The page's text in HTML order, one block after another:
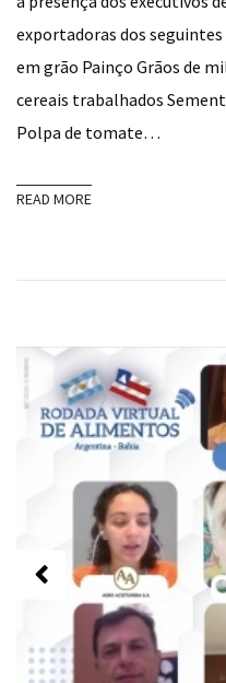
exportadoras dos
em grão Painço Grãos de
cereais trabalhados
Polpa de tomate…
READ MORE